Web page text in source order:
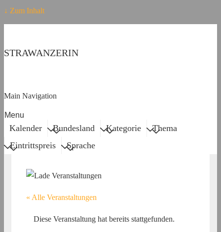
↓ Zum Inhalt
STRAWANZERIN
Main Navigation
Menu
Kalender Bundesland Kategorie
Thema
Eintrittspreis
Sprache
« Alle Veranstaltungen
Diese Veranstaltung hat bereits stattgefunden.